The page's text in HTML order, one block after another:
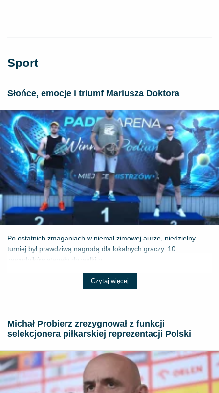
Sport
Słońce, emocje i triumf Mariusza Doktora
Po ostatnich zmaganiach w niemal zimowej aurze, niedzielny
turniej był prawdziwą nagrodą dla lokalnych graczy. 10
zawodników stanęło do walki o ...
Czytaj więcej
Michał Probierz zrezygnował z funkcji
selekcjonera piłkarskiej reprezentacji Polski